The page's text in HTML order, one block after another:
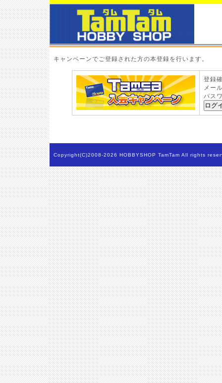
キャンペーンでご登録された方の本登録を行います。
登録
メー
パス
Copyright(C)2008-2026 HOBBYSHOP TamTam All rights